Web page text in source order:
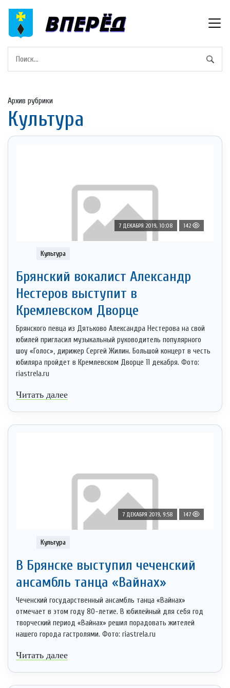
Архив рубрики
Культура
7 ДЕКАБРЯ 2019, 10:08 142
Культура
Брянский вокалист Александр
Нестеров выступит в
Кремлевском Дворце
Брянского певца из Дятьково Александра Нестерова на свой
юбилей пригласил музыкальный руководитель популярного
шоу «Голос», дирижер Сергей Жилин. Большой концерт в честь
юбиляра пройдет в Кремлевском Дворце 11 декабря. Фото:
riastrela.ru
Читать далее
7 ДЕКАБРЯ 2019, 9:58 147
Культура
В Брянске выступил чеченский
ансамбль танца «Вайнах»
Чеченский государственный ансамбль танца «Вайнах»
отмечает в этом году 80-летие. В юбилейный для себя год
творческий период «Вайнах» решил порадовать жителей
нашего города гастролями. Фото: riastrela.ru
Читать далее